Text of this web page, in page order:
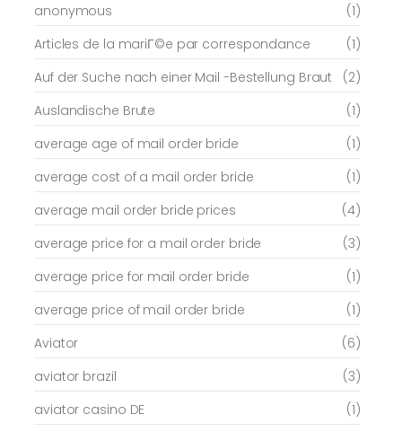
anonymous
(1)
Articles de la mariГ©e par correspondance
(1)
Auf der Suche nach einer Mail -Bestellung Braut
(2)
Auslandische Brute
(1)
average age of mail order bride
(1)
average cost of a mail order bride
(1)
average mail order bride prices
(4)
average price for a mail order bride
(3)
average price for mail order bride
(1)
average price of mail order bride
(1)
Aviator
(6)
aviator brazil
(3)
aviator casino DE
(1)